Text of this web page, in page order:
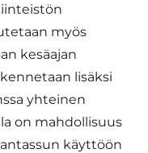
myös
kesäajan
lisäksi
yhteinen
on mahdollisuus
käyttöön